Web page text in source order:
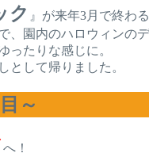
ク 』が来年3月で終わ
、園内のハロウィンの
ったりな感じに。
として帰りました。
～
へ！